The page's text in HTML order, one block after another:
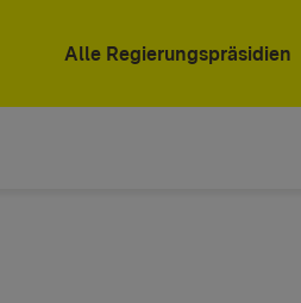
Alle Regierungspräsidien